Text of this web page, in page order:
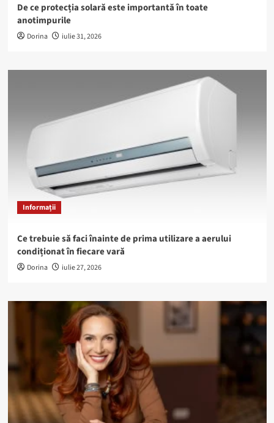
De ce protecția solară este importantă în toate
anotimpurile
Dorina iulie 31, 2026
Informații
Ce trebuie să faci înainte de prima utilizare a aerului
condiționat în fiecare vară
Dorina iulie 27, 2026